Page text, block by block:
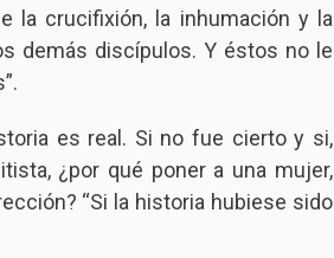
la crucifixión, la inhumación y la
demás discípulos. Y éstos no le
es real. Si no fue cierto y si,
¿por qué poner a una mujer,
“Si la historia hubiese sido